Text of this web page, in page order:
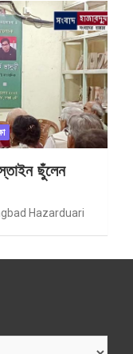
ছুঁলেন
Hazarduari